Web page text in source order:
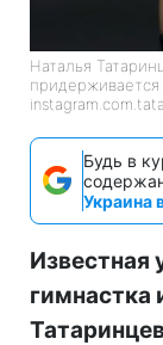
Наталья
Будь в
Украина
Известная
гимнастка